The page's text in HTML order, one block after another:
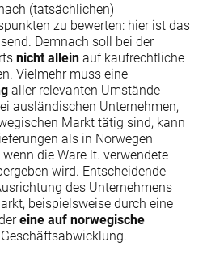
(tatsächlichen)
zu bewerten: hier ist das
Demnach soll bei der
nicht allein auf kaufrechtliche
Vielmehr muss eine
aller relevanten Umstände
ausländischen Unternehmen,
Markt tätig sind, kann
als in Norwegen
die Ware lt. verwendete
wird. Entscheidende
des Unternehmens
beispielsweise durch eine
eine auf norwegische
Geschäftsabwicklung.